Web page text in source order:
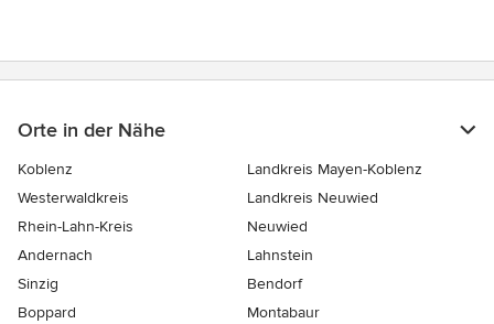
Orte in der Nähe
Koblenz
Landkreis Mayen-Koblenz
Westerwaldkreis
Landkreis Neuwied
Rhein-Lahn-Kreis
Neuwied
Andernach
Lahnstein
Sinzig
Bendorf
Boppard
Montabaur